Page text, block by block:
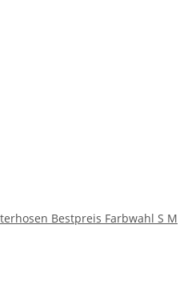
Bestpreis Farbwahl S M